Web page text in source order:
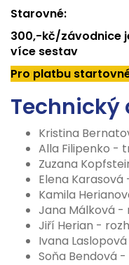
Starovné:
300,-kč/závodnice
více sestav
Pro platbu
Technický
Kristina
Alla Filipenko -
Zuzana
Elena
Kamila
Jana Málková -
Jiří Herian -
Ivana
Soňa Bendová